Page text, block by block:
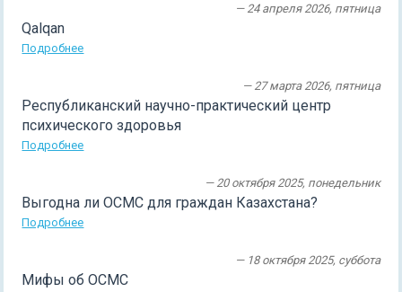
— 24 апреля 2026, пятница
Qalqan
Подробнее
— 27 марта 2026, пятница
Республиканский научно-практический центр
психического здоровья
Подробнее
— 20 октября 2025, понедельник
Выгодна ли ОСМС для граждан Казахстана?
Подробнее
— 18 октября 2025, суббота
Мифы об ОСМС